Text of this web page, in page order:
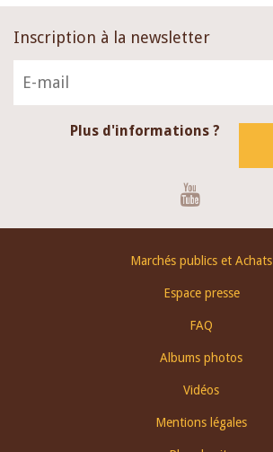
Inscription à la newsletter
Plus d'informations ?
Marchés publics et Achats
Espace presse
FAQ
Albums photos
Vidéos
Mentions légales